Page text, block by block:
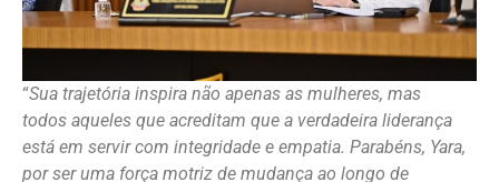
“Sua trajetória inspira não apenas as mulheres, mas
todos aqueles que acreditam que a verdadeira liderança
está em servir com integridade e empatia. Parabéns, Yara,
por ser uma força motriz de mudança ao longo de